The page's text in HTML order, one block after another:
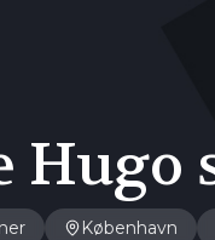
Hugo
København